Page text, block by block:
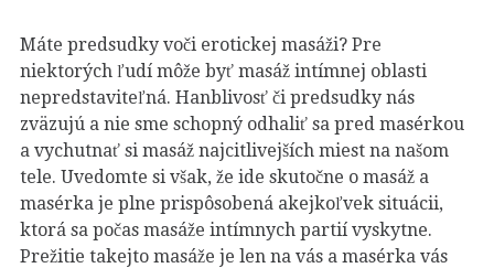
Máte predsudky voči erotickej masáži? Pre
niektorých ľudí môže byť masáž intímnej oblasti
nepredstaviteľná. Hanblivosť či predsudky nás
zväzujú a nie sme schopný odhaliť sa pred masérkou
a vychutnať si masáž najcitlivejších miest na našom
tele. Uvedomte si však, že ide skutočne o masáž a
masérka je plne prispôsobená akejkoľvek situácii,
ktorá sa počas masáže intímnych partií vyskytne.
Prežitie takejto masáže je len na vás a masérka vás